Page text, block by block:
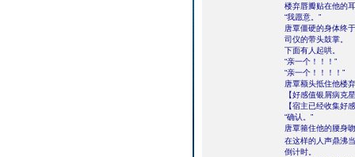
楼弃唇瓣贴在他的
“我愿意。”
唐覃僵硬的身体终
司仪的带头鼓掌。
下面有人起哄。
“亲一个！！！”
“亲一个！！！！”
唐覃额头抵住他楼
【好感值银屑病克
【宿主已经收集好
“确认。”
唐覃箍住他的腰身
在这样的人声鼎沸
倒计时。